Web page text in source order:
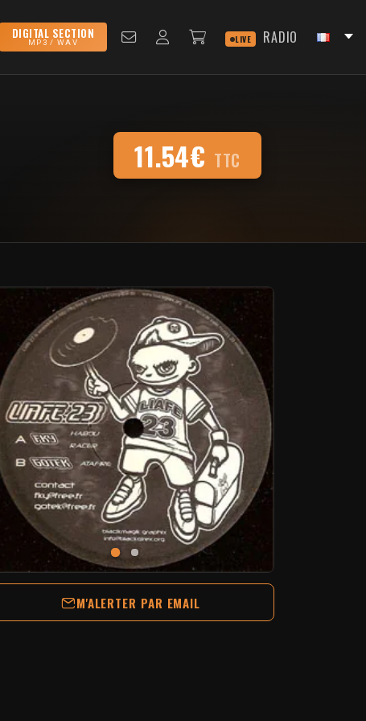
DIGITAL SECTION
MP3 / WAV LIVE RADIO
11.54€ TTC
M'ALERTER PAR EMAIL